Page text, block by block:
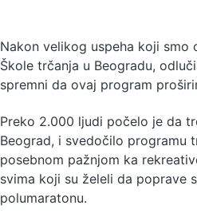
Nakon velikog uspeha koji smo
Škole trčanja u Beogradu,
spremni da ovaj program
Preko 2.000 ljudi počelo je da
Beograd, i svedočilo programu
posebnom pažnjom ka
svima koji su želeli da poprave
polumaratonu.